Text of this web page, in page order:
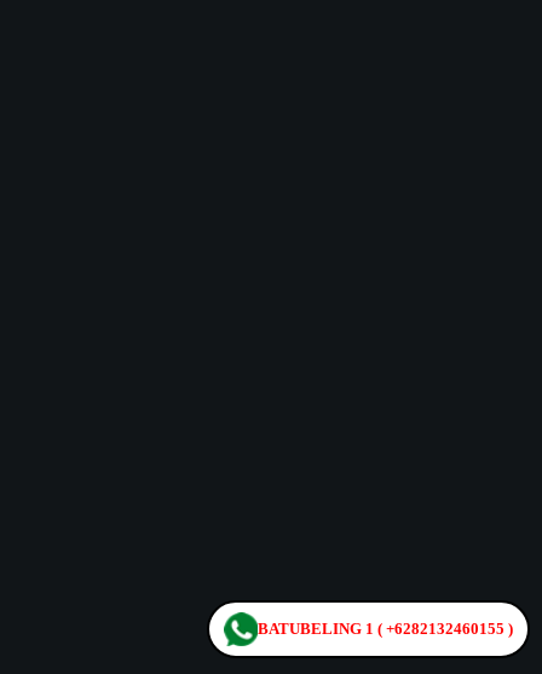
BATUBELING 1 ( +6282132460155 )